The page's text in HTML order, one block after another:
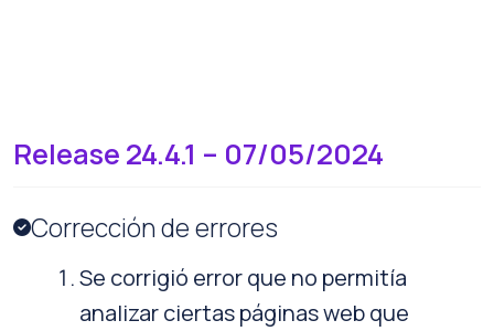
Release 24.4.1 – 07/05/2024
Corrección de errores
Se corrigió error que no permitía
analizar ciertas páginas web que